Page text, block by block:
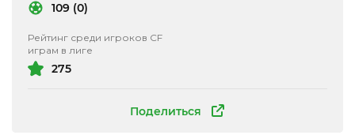
Поделиться
109 (0)
Рейтинг среди игроков CF
играм в лиге
275